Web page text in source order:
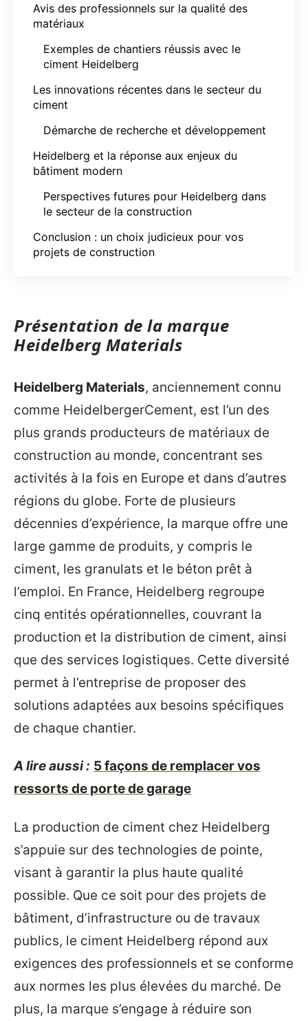
Avis des professionnels sur la qualité des
matériaux
Exemples de chantiers réussis avec le
ciment Heidelberg
Les innovations récentes dans le secteur du
ciment
Démarche de recherche et développement
Heidelberg et la réponse aux enjeux du
bâtiment modern
Perspectives futures pour Heidelberg dans
le secteur de la construction
Conclusion : un choix judicieux pour vos
projets de construction
Présentation de la marque
Heidelberg Materials
Heidelberg Materials, anciennement connu
comme HeidelbergerCement, est l’un des
plus grands producteurs de matériaux de
construction au monde, concentrant ses
activités à la fois en Europe et dans d’autres
régions du globe. Forte de plusieurs
décennies d’expérience, la marque offre une
large gamme de produits, y compris le
ciment, les granulats et le béton prêt à
l’emploi. En France, Heidelberg regroupe
cinq entités opérationnelles, couvrant la
production et la distribution de ciment, ainsi
que des services logistiques. Cette diversité
permet à l’entreprise de proposer des
solutions adaptées aux besoins spécifiques
de chaque chantier.
A lire aussi : 5 façons de remplacer vos
ressorts de porte de garage
La production de ciment chez Heidelberg
s’appuie sur des technologies de pointe,
visant à garantir la plus haute qualité
possible. Que ce soit pour des projets de
bâtiment, d’infrastructure ou de travaux
publics, le ciment Heidelberg répond aux
exigences des professionnels et se conforme
aux normes les plus élevées du marché. De
plus, la marque s’engage à réduire son